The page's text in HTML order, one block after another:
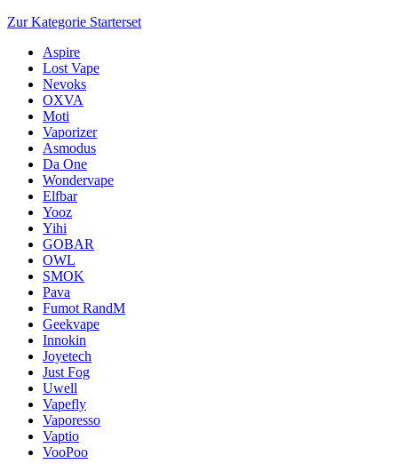
Zur Kategorie Starterset
Aspire
Lost Vape
Nevoks
OXVA
Moti
Vaporizer
Asmodus
Da One
Wondervape
Elfbar
Yooz
Yihi
GOBAR
OWL
SMOK
Pava
Fumot RandM
Geekvape
Innokin
Joyetech
Just Fog
Uwell
Vapefly
Vaporesso
Vaptio
VooPoo